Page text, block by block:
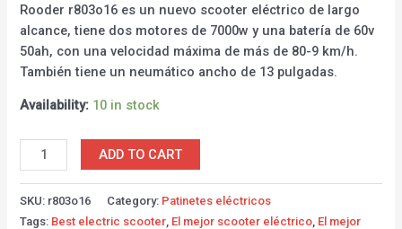
customer
rating
Rooder r803o16 es un nuevo scooter eléctrico de largo
alcance, tiene dos motores de 7000w y una batería de 60v
50ah, con una velocidad máxima de más de 80-9 km/h.
También tiene un neumático ancho de 13 pulgadas.
Availability: 10 in stock
ADD TO CART
SKU: r803o16 Category: Patinetes eléctricos
Tags: Best electric scooter El mejor scooter eléctrico El mejor